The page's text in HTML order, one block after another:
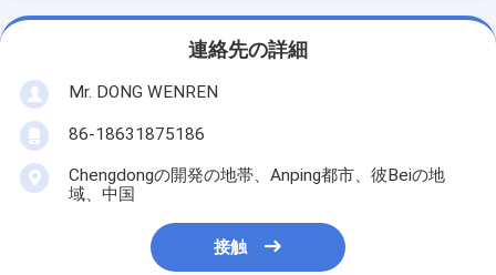
連絡先の詳細
Mr. DONG WENREN
86-18631875186
Chengdongの開発の地帯、Anping都市、彼Beiの地
域、中国
接触